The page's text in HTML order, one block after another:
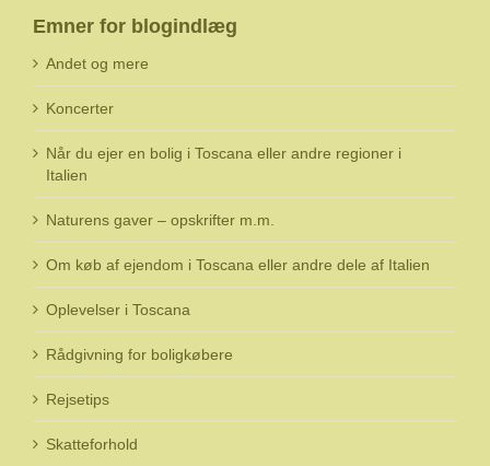
Emner for blogindlæg
Andet og mere
Koncerter
Når du ejer en bolig i Toscana eller andre regioner i
Italien
Naturens gaver – opskrifter m.m.
Om køb af ejendom i Toscana eller andre dele af Italien
Oplevelser i Toscana
Rådgivning for boligkøbere
Rejsetips
Skatteforhold